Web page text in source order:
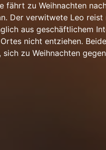
fährt zu Weihnachten
Der verwitwete Leo reist
aus geschäftlichem
nicht entziehen.
zu Weihnachten